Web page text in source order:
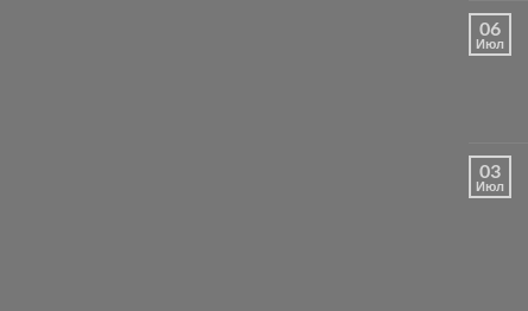
06
Июл
03
Июл